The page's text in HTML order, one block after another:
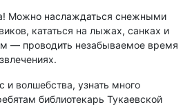
Можно наслаждаться снежными
кататься на лыжах, санках и
— проводить незабываемое время
и волшебства, узнать много
библиотекарь Тукаевской